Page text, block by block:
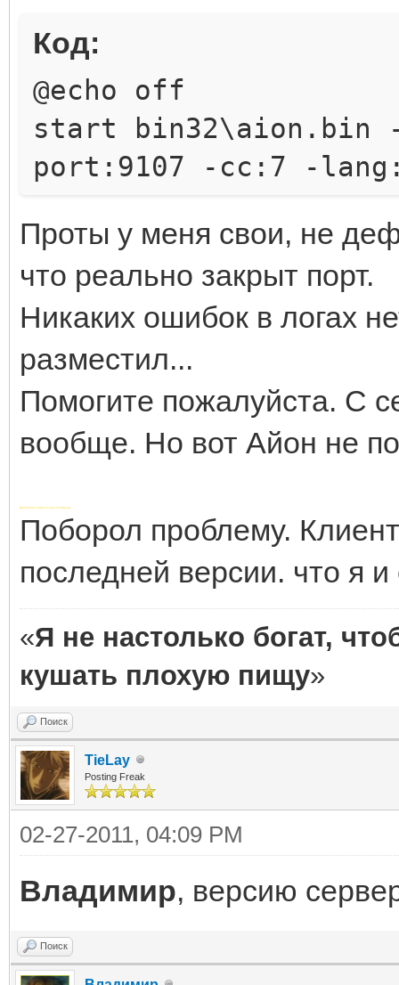
[INFO] 2011-02-26
0x07 CM_AUTH_GG
[INFO] 2011-02-26
0x0B CM_LOGIN
0x05 CM_SERVER_LIST
[INFO] 2011-02-26
0x06
[INFO] 2011-02-26
0x07
[INFO] 2011-02-26
Код:
@echo off
start bin32\aion.bin
port:9107 -сс:7 -
Проты у меня свои, не
что реально закрыт порт.
Никаких ошибок в логах
разместил...
Помогите пожалуйста. С
вообще. Но вот Айон не
Добавлено через 4 часа 44 минуты
Поборол проблему.
последней версии. что я
«Я не настолько богат,
кушать плохую пищу»
Поиск
TieLay
Posting Freak
02-27-2011, 04:09 PM
Владимир, версию
Поиск